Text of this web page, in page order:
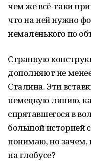
чем же всё-таки
что на ней нужно
немаленького по
Странную
дополняют не
Сталина. Эти
немецкую линию,
спрятавшегося в
большой историей
понимаю, но зачем,
на глобусе?